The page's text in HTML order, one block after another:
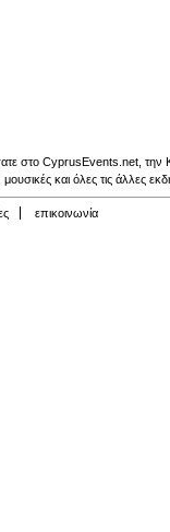
στο CyprusEvents.net, την
μουσικές και όλες τις άλλες
επικοινωνία